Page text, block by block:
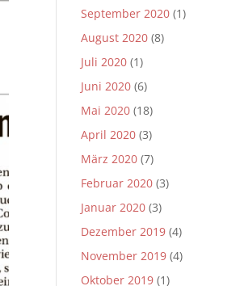
September 2020 (1)
August 2020 (8)
Juli 2020 (1)
Juni 2020 (6)
Mai 2020 (18)
April 2020 (3)
März 2020 (7)
Februar 2020 (3)
Januar 2020 (3)
Dezember 2019 (4)
November 2019 (4)
Oktober 2019 (1)